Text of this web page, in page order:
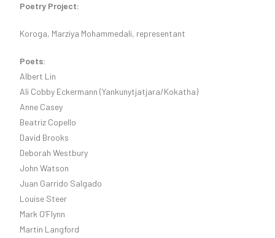
Poetry Project:
Koroga, Marziya Mohammedali, representant
Poets:
Albert Lin
Ali Cobby Eckermann (Yankunytjatjara/Kokatha)
Anne Casey
Beatriz Copello
David Brooks
Deborah Westbury
John Watson
Juan Garrido Salgado
Louise Steer
Mark O’Flynn
Martin Langford